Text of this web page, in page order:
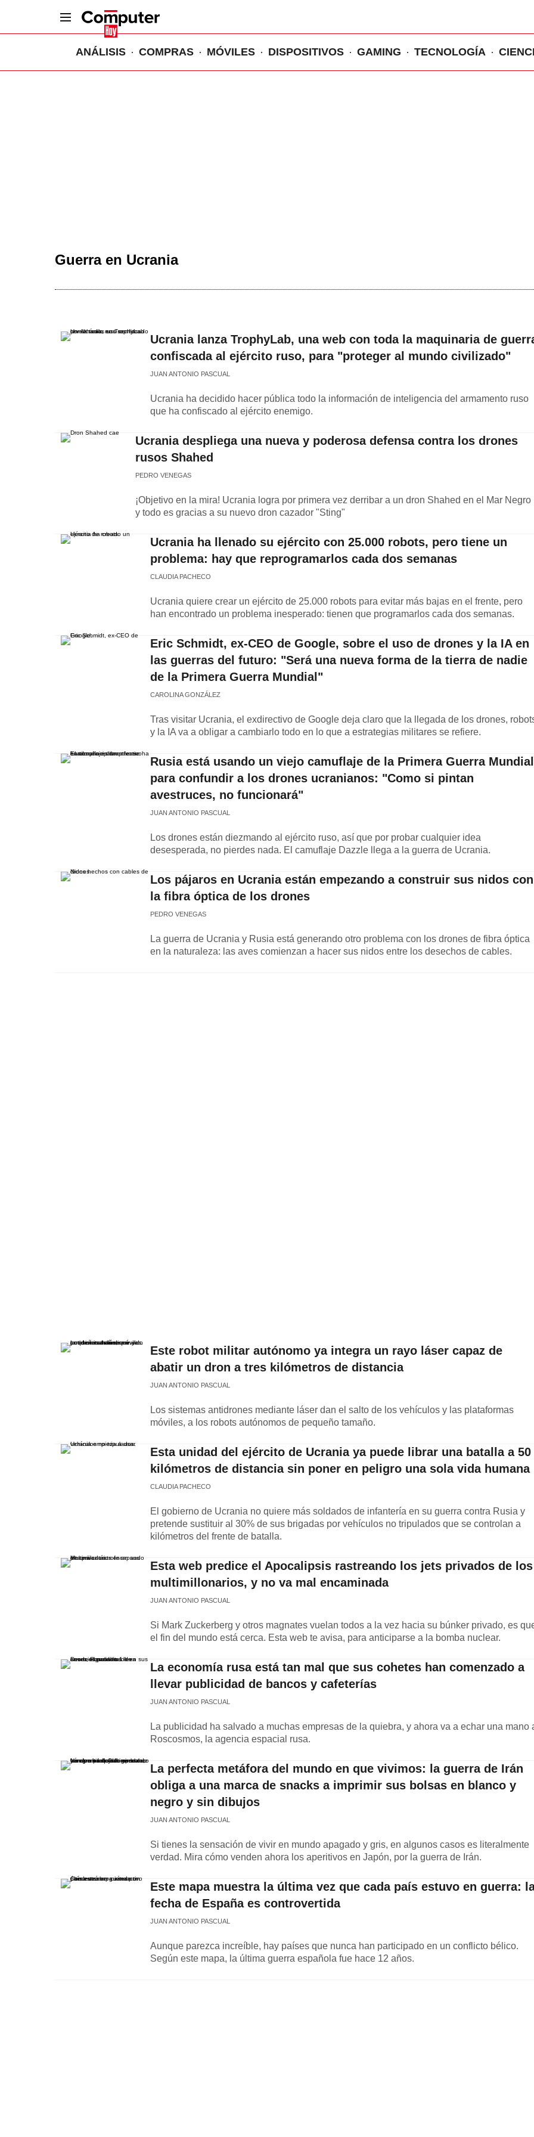
ANÁLISIS COMPRAS MÓVILES DISPOSITIVOS GAMING TECNOLOGÍA
Guerra en Ucrania
Ucrania lanza TrophyLab, una web con toda la maquinaria de
confiscada al ejército ruso, para "proteger al mundo civilizado"
JUAN ANTONIO PASCUAL
Ucrania ha decidido hacer pública todo la información de inteligencia del armamento ruso
que ha confiscado al ejército enemigo.
Ucrania despliega una nueva y poderosa defensa contra los drones
rusos Shahed
PEDRO VENEGAS
¡Objetivo en la mira! Ucrania logra por primera vez derribar a un dron Shahed en el Mar Negro
y todo es gracias a su nuevo dron cazador "Sting"
Ucrania ha llenado su ejército con 25.000 robots, pero tiene un
problema: hay que reprogramarlos cada dos semanas
CLAUDIA PACHECO
Ucrania quiere crear un ejército de 25.000 robots para evitar más bajas en el frente, pero
han encontrado un problema inesperado: tienen que programarlos cada dos semanas.
Eric Schmidt, ex-CEO de Google, sobre el uso de drones y la IA en
las guerras del futuro: "Será una nueva forma de la tierra de nadie
de la Primera Guerra Mundial"
CAROLINA GONZÁLEZ
Tras visitar Ucrania, el exdirectivo de Google deja claro que la llegada de los drones,
y la IA va a obligar a cambiarlo todo en lo que a estrategias militares se refiere.
Rusia está usando un viejo camuflaje de la Primera Guerra Mundial
para confundir a los drones ucranianos: "Como si pintan
avestruces, no funcionará"
JUAN ANTONIO PASCUAL
Los drones están diezmando al ejército ruso, así que por probar cualquier idea
desesperada, no pierdes nada. El camuflaje Dazzle llega a la guerra de Ucrania.
Los pájaros en Ucrania están empezando a construir sus nidos con
la fibra óptica de los drones
PEDRO VENEGAS
La guerra de Ucrania y Rusia está generando otro problema con los drones de fibra óptica
en la naturaleza: las aves comienzan a hacer sus nidos entre los desechos de cables.
Este robot militar autónomo ya integra un rayo láser capaz de
abatir un dron a tres kilómetros de distancia
JUAN ANTONIO PASCUAL
Los sistemas antidrones mediante láser dan el salto de los vehículos y las plataformas
móviles, a los robots autónomos de pequeño tamaño.
Esta unidad del ejército de Ucrania ya puede librar una batalla a 50
kilómetros de distancia sin poner en peligro una sola vida humana
CLAUDIA PACHECO
El gobierno de Ucrania no quiere más soldados de infantería en su guerra contra Rusia y
pretende sustituir al 30% de sus brigadas por vehículos no tripulados que se controlan a
kilómetros del frente de batalla.
Esta web predice el Apocalipsis rastreando los jets privados de los
multimillonarios, y no va mal encaminada
JUAN ANTONIO PASCUAL
Si Mark Zuckerberg y otros magnates vuelan todos a la vez hacia su búnker privado, es
el fin del mundo está cerca. Esta web te avisa, para anticiparse a la bomba nuclear.
La economía rusa está tan mal que sus cohetes han comenzado a
llevar publicidad de bancos y cafeterías
JUAN ANTONIO PASCUAL
La publicidad ha salvado a muchas empresas de la quiebra, y ahora va a echar una mano
Roscosmos, la agencia espacial rusa.
La perfecta metáfora del mundo en que vivimos: la guerra de Irán
obliga a una marca de snacks a imprimir sus bolsas en blanco y
negro y sin dibujos
JUAN ANTONIO PASCUAL
Si tienes la sensación de vivir en mundo apagado y gris, en algunos casos es literalmente
verdad. Mira cómo venden ahora los aperitivos en Japón, por la guerra de Irán.
Este mapa muestra la última vez que cada país estuvo en guerra:
fecha de España es controvertida
JUAN ANTONIO PASCUAL
Aunque parezca increíble, hay países que nunca han participado en un conflicto bélico.
Según este mapa, la última guerra española fue hace 12 años.